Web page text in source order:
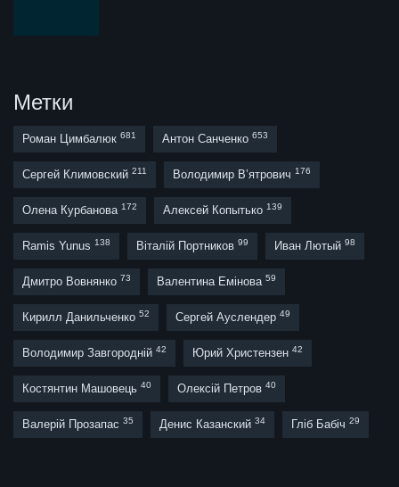
Метки
Роман Цимбалюк 681 Антон Санченко 653
Сергей Климовский 211 Володимир В’ятрович 176
Олена Курбанова 172 Алексей Копытько 139
Ramis Yunus 138 Віталій Портников 99 Иван Лютый 98
Дмитро Вовнянко 73 Валентина Емінова 59
Кирилл Данильченко 52 Сергей Ауслендер 49
Володимир Завгородній 42 Юрий Христензен 42
Костянтин Машовець 40 Олексій Петров 40
Валерій Прозапас 35 Денис Казанский 34 Гліб Бабіч 29